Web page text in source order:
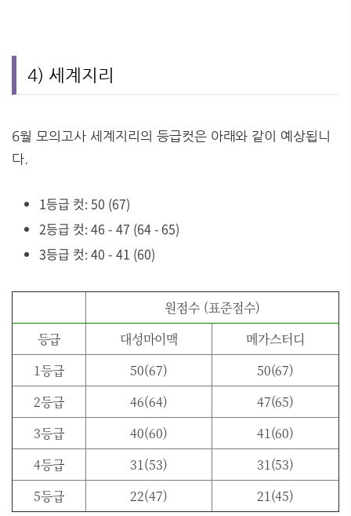
4) 세계지리
6월 모의고사 세계지리의 등급컷은 아래와 같이 예상됩니
다.
1등급 컷: 50 (67)
2등급 컷: 46 - 47 (64 - 65)
3등급 컷: 40 - 41 (60)
원점수 (표준점수)
등급
대성마이맥
메가스터디
1등급
50(67)
50(67)
2등급
46(64)
47(65)
3등급
40(60)
41(60)
4등급
31(53)
31(53)
5등급
22(47) 21(45)